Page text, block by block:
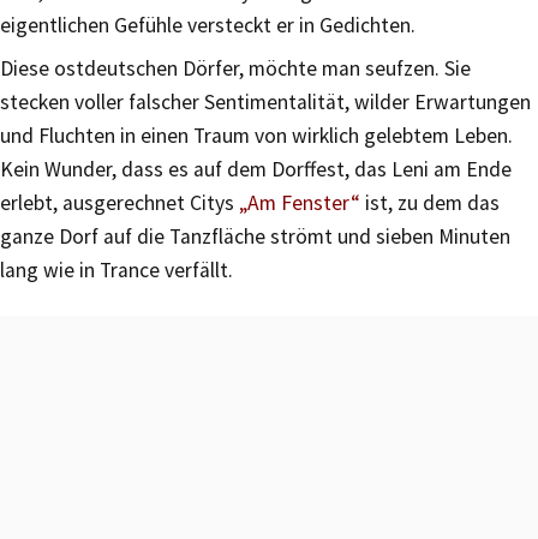
eigentlichen Gefühle versteckt er in Gedichten.
Diese ostdeutschen Dörfer, möchte man seufzen. Sie
stecken voller falscher Sentimentalität, wilder Erwartungen
und Fluchten in einen Traum von wirklich gelebtem Leben.
Kein Wunder, dass es auf dem Dorffest, das Leni am Ende
erlebt, ausgerechnet Citys „Am Fenster“ ist, zu dem das
ganze Dorf auf die Tanzfläche strömt und sieben Minuten
lang wie in Trance verfällt.